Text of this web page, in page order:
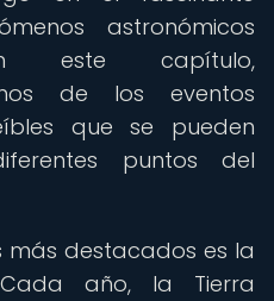
astronómicos
este capítulo,
de los eventos
que se pueden
puntos del
más destacados es la
año, la Tierra